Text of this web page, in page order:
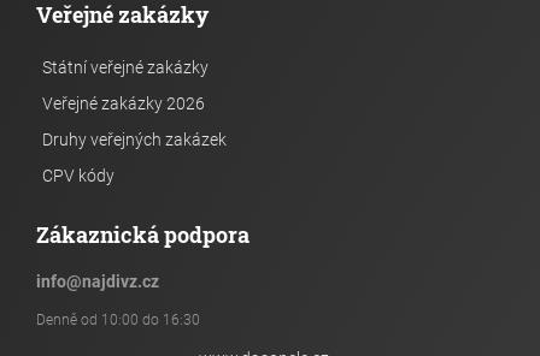
Veřejné zakázky
Státní veřejné zakázky
Veřejné zakázky 2026
Druhy veřejných zakázek
CPV kódy
Zákaznická podpora
info@najdivz.cz
Denně od 10:00 do 16:30